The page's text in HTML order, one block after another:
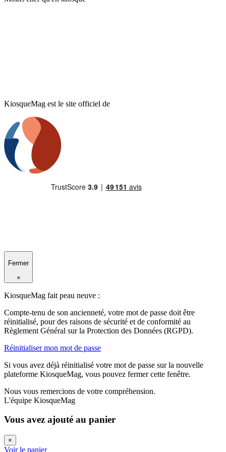
KiosqueMag est le site officiel de
Fermer
×
KiosqueMag fait peau neuve :
Compte-tenu de son ancienneté, votre mot de passe doit être
réinitialisé, pour des raisons de sécurité et de conformité au
Règlement Général sur la Protection des Données (RGPD).
Réinitialiser mon mot de passe
Si vous avez déjà réinitialisé votre mot de passe sur la nouvelle
plateforme KiosqueMag, vous pouvez fermer cette fenêtre.
Nous vous remercions de votre compréhension.
L'équipe KiosqueMag
Vous avez ajouté au panier
×
Voir le panier